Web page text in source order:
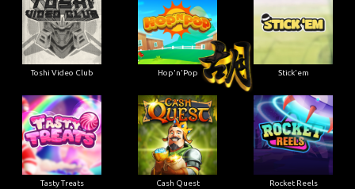
Toshi Video Club Hop'n'Pop Stick'em
Tasty Treats Cash Quest Rocket Reels